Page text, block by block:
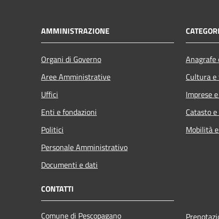
AMMINISTRAZIONE
Organi di Governo
Aree Amministrative
Uffici
Enti e fondazioni
Politici
Personale Amministrativo
Documenti e dati
Cultura
Imprese
Catasto
Mobilità
CONTATTI
Comune di Pescopagano